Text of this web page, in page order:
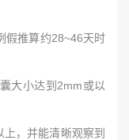
推算约28~46天时
大小达到2mm或以
，并能清晰观察到